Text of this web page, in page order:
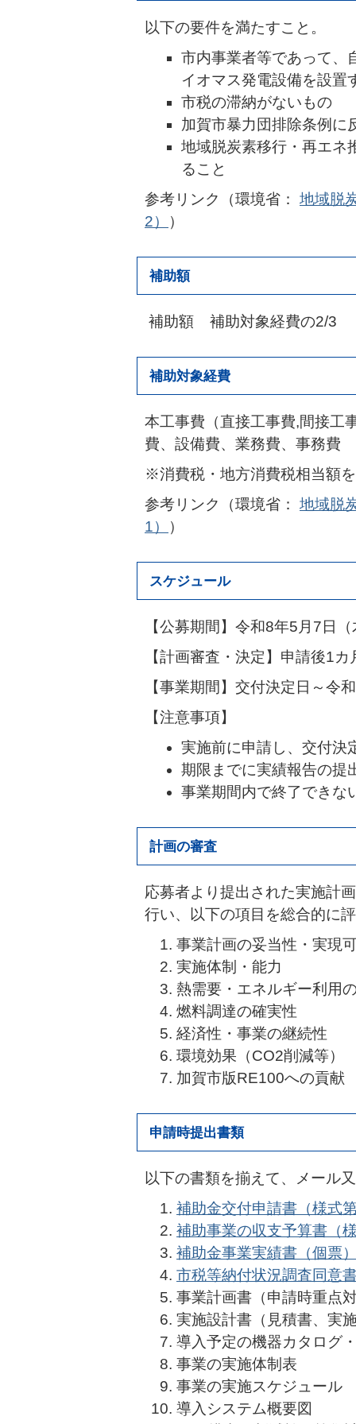
以下の要件を満たすこと。
市内事業者等であって、
イオマス発電設備を設置
市税の滞納がないもの
加賀市暴力団排除条例に
地域脱炭素移行・再エネ
ること
参考リンク（環境省： 地域脱
2）
）
補助額
補助額 補助対象経費の2/3
補助対象経費
本工事費（直接工事費,間接工
費、設備費、業務費、事務費
※消費税・地方消費税相当額
参考リンク（環境省： 地域脱
1）
）
スケジュール
【公募期間】令和8年5月7日
【計画審査・決定】申請後1カ
【事業期間】交付決定日～令
【注意事項】
実施前に申請し、交付決
期限までに実績報告の提
事業期間内で終了できな
計画の審査
応募者より提出された実施計
行い、以下の項目を総合的に
事業計画の妥当性・実現
実施体制・能力
熱需要・エネルギー利用
燃料調達の確実性
経済性・事業の継続性
環境効果（CO2削減等）
加賀市版RE100への貢献
申請時提出書類
以下の書類を揃えて、メール
補助金交付申請書（様式
補助事業の収支予算書（
補助金事業実績書（個票
市税等納付状況調査同意
事業計画書（申請時重点
実施設計書（見積書、実
導入予定の機器カタログ
事業の実施体制表
事業の実施スケジュール
導入システム概要図